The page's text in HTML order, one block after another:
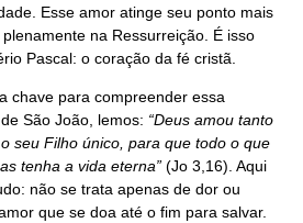
Esse amor atinge seu ponto mais
na Ressurreição. É isso
Pascal: o coração da fé cristã.
chave para compreender essa
São João, lemos: “Deus amou tanto
seu Filho único, para que todo o que
tenha a vida eterna” (Jo 3,16). Aqui
não se trata apenas de dor ou
que se doa até o fim para salvar.